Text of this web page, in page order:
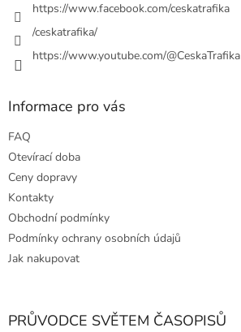
https://www.facebook.com/ceskatrafika
/ceskatrafika/
https://www.youtube.com/@CeskaTrafika
Informace pro vás
FAQ
Otevírací doba
Ceny dopravy
Kontakty
Obchodní podmínky
Podmínky ochrany osobních údajů
Jak nakupovat
PRŮVODCE SVĚTEM ČASOPISŮ